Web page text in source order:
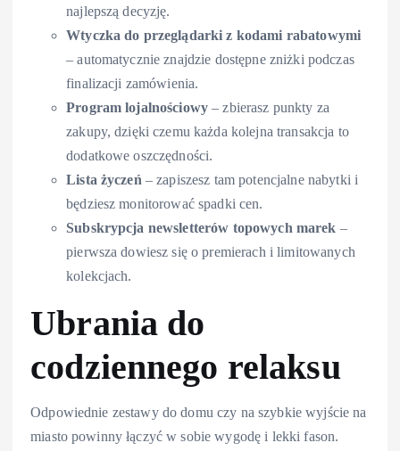
najlepszą decyzję.
Wtyczka do przeglądarki z kodami rabatowymi
– automatycznie znajdzie dostępne zniżki podczas
finalizacji zamówienia.
Program lojalnościowy – zbierasz punkty za
zakupy, dzięki czemu każda kolejna transakcja to
dodatkowe oszczędności.
Lista życzeń – zapiszesz tam potencjalne nabytki i
będziesz monitorować spadki cen.
Subskrypcja newsletterów topowych marek –
pierwsza dowiesz się o premierach i limitowanych
kolekcjach.
Ubrania do
codziennego relaksu
Odpowiednie zestawy do domu czy na szybkie wyjście na
miasto powinny łączyć w sobie wygodę i lekki fason.